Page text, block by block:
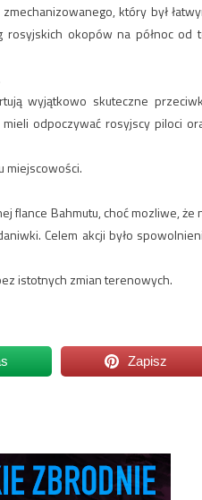
który był
rosyjskich okopów na północ od
wyjątkowo skuteczne
odpoczywać rosyjscy piloci
miejscowości.
flance Bahmutu, choć mozliwe, że
Celem akcji było
istotnych zmian terenowych.
Zapisz